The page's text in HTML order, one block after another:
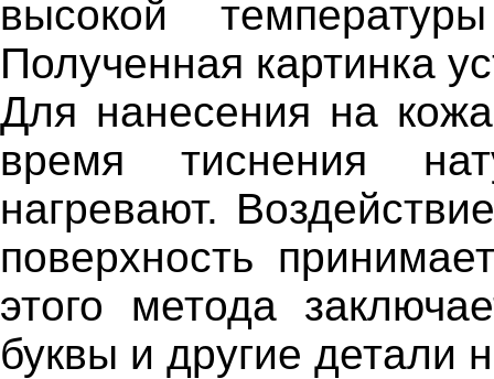
высокой
Полученная картинка
Для нанесения на
время тиснения
нагревают.
поверхность
этого метода
буквы и другие детали